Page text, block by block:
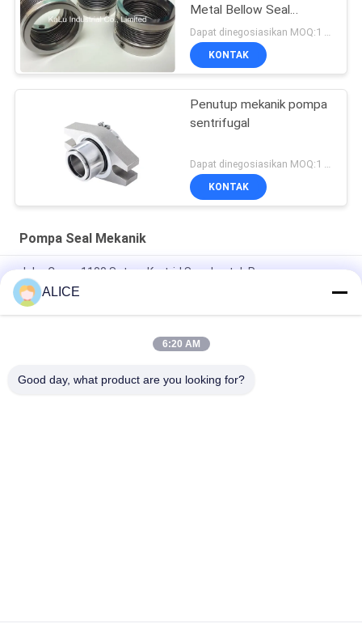
Metal Bellow Seal
berkualitas tinggi
KONTAK
Penutup mekanik pompa
sentrifugal
KONTAK
Pompa Seal Mekanik
John Crane 1100 Setara Kartrid Segel untuk Pemasangan
Mudah dan Segel Mekanik Pompa yang Disesuaikan
Segel mekanik 22mm LOWARA-22-X segel pompa
KL-C2PP Flowserve ISC2PP Cartridge Type Mechanical Seal
ALICE
6:20 AM
Good day, what product are you looking for?